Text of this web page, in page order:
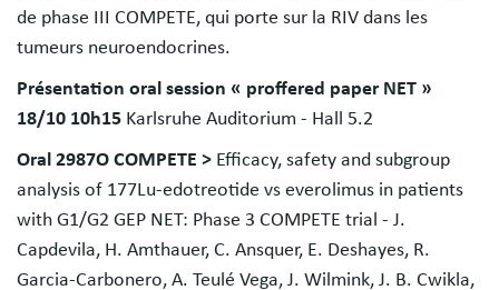
de phase III COMPETE, qui porte sur la RIV dans les
tumeurs neuroendocrines.
Présentation oral session « proffered paper NET »
18/10 10h15 Karlsruhe Auditorium - Hall 5.2
Oral 2987O COMPETE > Efficacy, safety and subgroup
analysis of 177Lu-edotreotide vs everolimus in patients
with G1/G2 GEP NET: Phase 3 COMPETE trial - J.
Capdevila, H. Amthauer, C. Ansquer, E. Deshayes, R.
Garcia-Carbonero, A. Teulé Vega, J. Wilmink, J. B. Cwikla,